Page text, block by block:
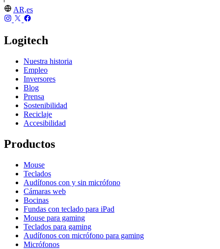
AR,es
Logitech
Nuestra historia
Empleo
Inversores
Blog
Prensa
Sostenibilidad
Reciclaje
Accesibilidad
Productos
Mouse
Teclados
Audífonos con y sin micrófono
Cámaras web
Bocinas
Fundas con teclado para iPad
Mouse para gaming
Teclados para gaming
Audífonos con micrófono para gaming
Micrófonos